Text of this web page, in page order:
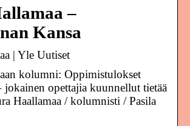
–
Kansa
| Yle Uutiset
kolumni: Oppimistulokset
jokainen opettajia kuunnellut tietää
Haallamaa / kolumnisti / Pasila